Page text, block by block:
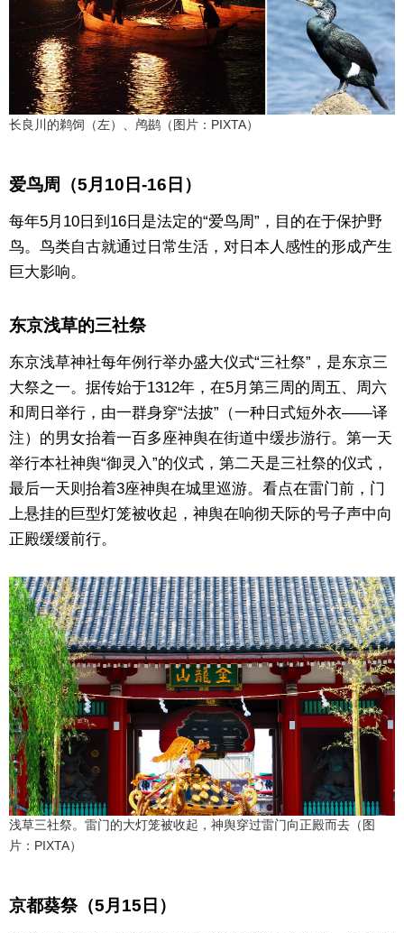
长良川的鹈饲（左）、鸬鹚（图片：PIXTA）
爱鸟周（5月10日-16日）
每年5月10日到16日是法定的“爱鸟周”，目的在于保护野
鸟。鸟类自古就通过日常生活，对日本人感性的形成产生
巨大影响。
东京浅草的三社祭
东京浅草神社每年例行举办盛大仪式“三社祭”，是东京三
大祭之一。据传始于1312年，在5月第三周的周五、周六
和周日举行，由一群身穿“法披”（一种日式短外衣——译
注）的男女抬着一百多座神舆在街道中缓步游行。第一天
举行本社神舆“御灵入”的仪式，第二天是三社祭的仪式，
最后一天则抬着3座神舆在城里巡游。看点在雷门前，门
上悬挂的巨型灯笼被收起，神舆在响彻天际的号子声中向
正殿缓缓前行。
浅草三社祭。雷门的大灯笼被收起，神舆穿过雷门向正殿而去（图
片：PIXTA）
京都葵祭（5月15日）